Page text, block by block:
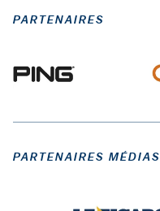
PARTENAIRES
PARTENAIRES MÉDIAS